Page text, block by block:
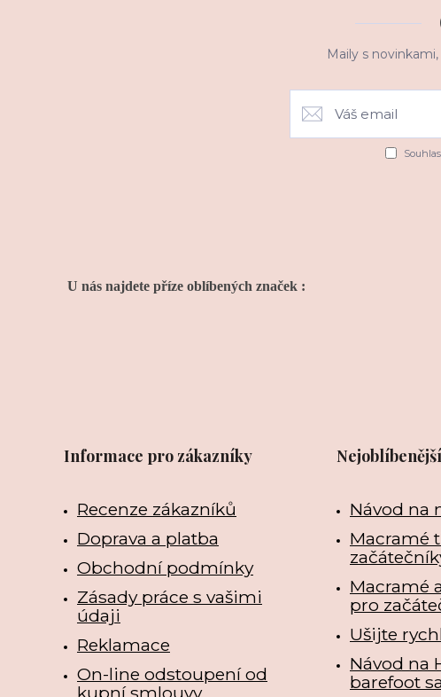
Maily s
U nás najdete příze oblíbených značek :
Informace pro zákazníky
Recenze zákazníků
Doprava a platba
Obchodní podmínky
Zásady práce s vašimi
údaji
Reklamace
On-line odstoupení od
kupní smlouvy
Návod na
Macramé
Macramé
pro
Ušijte
Návod na
barefoot